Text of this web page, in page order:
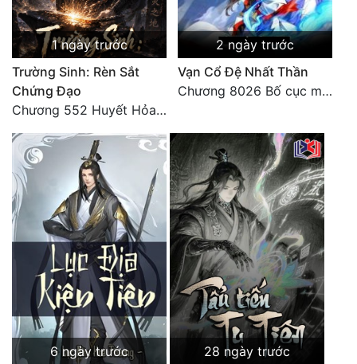
1 ngày trước
Trường Sinh: Rèn Sắt
Chứng Đạo
Chương 552 Huyết Hỏa Độn Hư, nhân quả chưa dứt
2 ngày trước
Vạn Cổ Đệ Nhất Thần
Chương 8026 Bố cục mới
6 ngày trước
28 ngày trước